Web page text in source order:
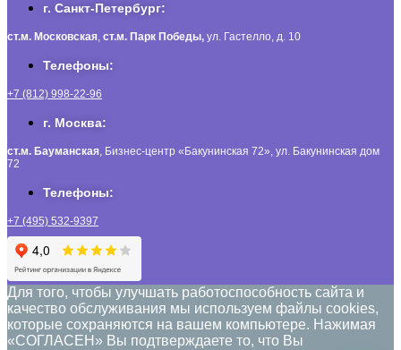
г. Санкт-Петербург:
ст.м. Московская, ст.м. Парк Победы, ул. Гастелло, д. 10
Телефоны:
+7 (812) 998-22-96
г. Москва:
ст.м. Бауманская, Бизнес-центр «Бакунинская 72», ул. Бакунинская дом
72
Телефоны:
+7 (495) 532-9397
Для того, чтобы улучшать работоспособность сайта и
качество обслуживания мы используем файлы cookies,
которые сохраняются на вашем компьютере. Нажимая
«СОГЛАСЕН» Вы подтверждаете то, что Вы